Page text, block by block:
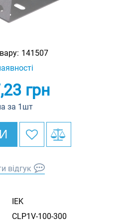
141507
грн
за 1шт
відгук
IEK
CLP1V-100-300